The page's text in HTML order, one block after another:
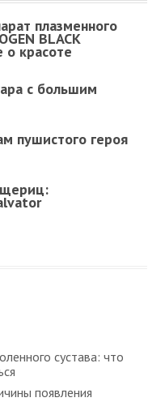
плазменного
BLACK
о красоте
с большим
пушистого героя
сустава: что
появления